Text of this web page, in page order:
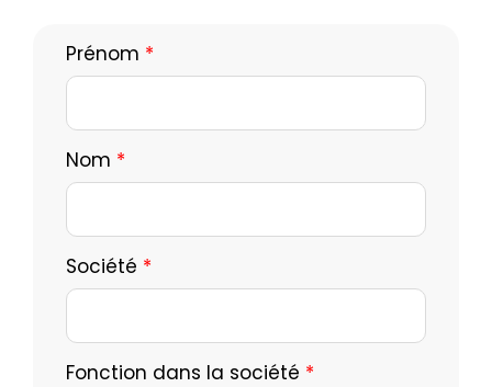
Prénom *
Nom *
Société *
Fonction dans la société *